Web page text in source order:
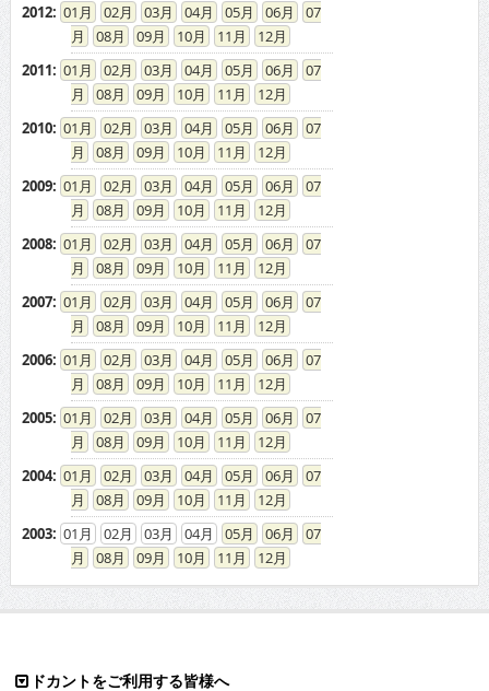
2012: 01 02 03 04 05 06
07
08
09 10 11
12
2011: 01 02 03 04 05 06
07
08
09 10 11
12
2010: 01 02 03 04 05 06
07
08
09 10 11
12
2009: 01 02 03 04 05 06
07
08
09 10 11
12
2008: 01 02 03 04 05 06
07
08
09 10 11
12
2007: 01 02 03 04 05 06
07
08
09 10 11
12
2006: 01 02 03 04 05 06
07
08
09 10 11
12
2005: 01 02 03 04 05 06
07
08
09 10 11
12
2004: 01 02 03 04 05 06
07
08
09 10 11
12
2003: 01 02 03 04 05 06
07
08
09 10 11 12
ドカントをご利用する皆様へ